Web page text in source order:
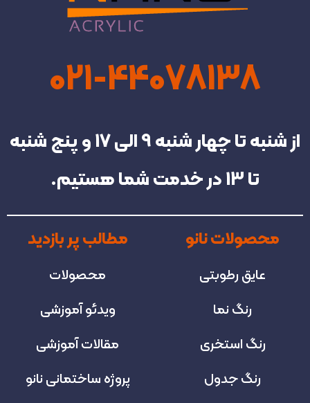
021-44078138
از شنبه تا چهار شنبه‌ 9 الی 17 و پنج شنبه
تا 13 در خدمت شما هستیم.
محصولات نانو
عایق رطوبتی
رنگ نما
رنگ استخری
رنگ جدول
مطالب پر بازدید
محصولات
ویدئو آموزشی
مقالات آموزشی
پروژه‌ ساختمانی نانو